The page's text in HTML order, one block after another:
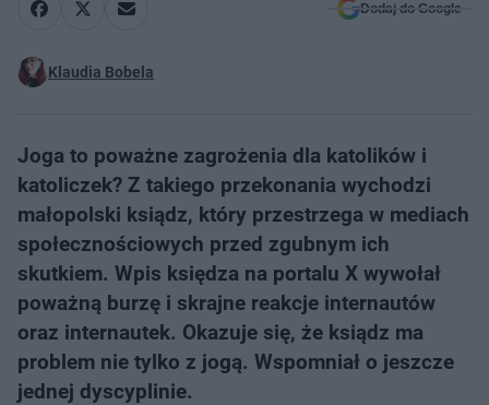
Dodaj do Google
Klaudia Bobela
Joga to poważne zagrożenia dla katolików i
katoliczek? Z takiego przekonania wychodzi
małopolski ksiądz, który przestrzega w mediach
społecznościowych przed zgubnym ich
skutkiem. Wpis księdza na portalu X wywołał
poważną burzę i skrajne reakcje internautów
oraz internautek. Okazuje się, że ksiądz ma
problem nie tylko z jogą. Wspomniał o jeszcze
jednej dyscyplinie.